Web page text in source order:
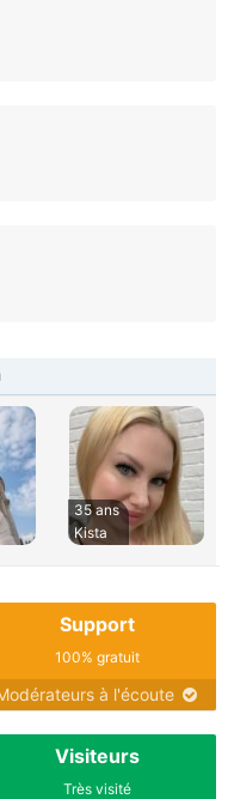
35 ans
Kista
Support
100% gratuit
à l'écoute
Visiteurs
Très visité